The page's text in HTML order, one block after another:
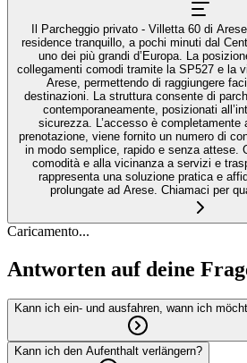
Il Parcheggio privato - Villetta 60 di
residence tranquillo, a pochi minuti dal
uno dei più grandi d’Europa. La
collegamenti comodi tramite la SP527 e la
Arese, permettendo di raggiungere
destinazioni. La struttura consente di
contemporaneamente, posizionati
sicurezza. L’accesso è completamente
prenotazione, viene fornito un numero di
in modo semplice, rapido e senza attese.
comodità e alla vicinanza a servizi e
rappresenta una soluzione pratica e
prolungate ad Arese. Chiamaci per
Caricamento...
Antworten auf deine
Kann ich ein- und ausfahren, wann ich
Kann ich den Aufenthalt verlängern?